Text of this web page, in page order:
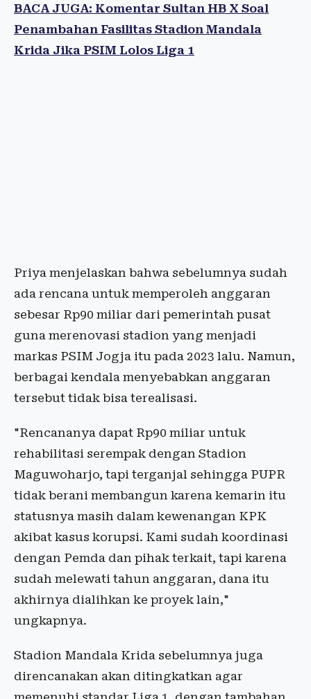
BACA JUGA: Komentar Sultan HB X Soal
Penambahan Fasilitas Stadion Mandala
Krida Jika PSIM Lolos Liga 1
Priya menjelaskan bahwa sebelumnya sudah
ada rencana untuk memperoleh anggaran
sebesar Rp90 miliar dari pemerintah pusat
guna merenovasi stadion yang menjadi
markas PSIM Jogja itu pada 2023 lalu. Namun,
berbagai kendala menyebabkan anggaran
tersebut tidak bisa terealisasi.
"Rencananya dapat Rp90 miliar untuk
rehabilitasi serempak dengan Stadion
Maguwoharjo, tapi terganjal sehingga PUPR
tidak berani membangun karena kemarin itu
statusnya masih dalam kewenangan KPK
akibat kasus korupsi. Kami sudah koordinasi
dengan Pemda dan pihak terkait, tapi karena
sudah melewati tahun anggaran, dana itu
akhirnya dialihkan ke proyek lain,"
ungkapnya.
Stadion Mandala Krida sebelumnya juga
direncanakan akan ditingkatkan agar